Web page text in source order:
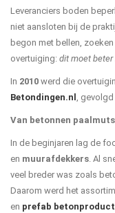
Leveranciers boden
niet aansloten bij de
begon met bellen,
overtuiging: dit moet beter
In 2010 werd die
Betondingen.nl ,
Van betonnen
In de beginjaren lag de
en muurafdekkers. Al
veel breder was zoals
Daarom werd het
en prefab